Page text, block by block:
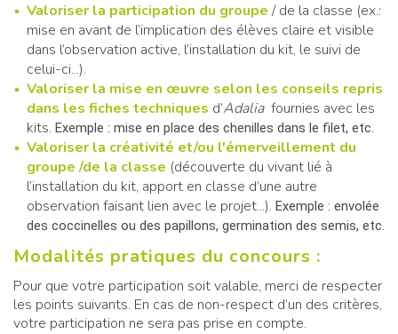
Valoriser la participation du groupe / de la classe (ex.:
mise en avant de l’implication des élèves claire et visible
dans l’observation active, l’installation du kit, le suivi de
celui-ci...).
Valoriser la mise en œuvre selon les conseils repris
dans les fiches techniques d’Adalia fournies avec les
kits. Exemple : mise en place des chenilles dans le filet, etc.
Valoriser la créativité et/ou l'émerveillement du
groupe /de la classe (découverte du vivant lié à
l’installation du kit, apport en classe d’une autre
observation faisant lien avec le projet...). Exemple : envolée
des coccinelles ou des papillons, germination des semis, etc.
Modalités pratiques du concours :
Pour que votre participation soit valable, merci de respecter
les points suivants. En cas de non-respect d’un des critères,
votre participation ne sera pas prise en compte.